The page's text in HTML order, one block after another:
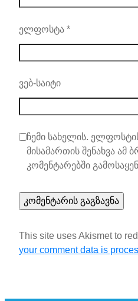
ელფოსტა *
ვებ-საიტი
ჩემი სახელის.
მისამართის შენახვა ამ
კომენტარებში
This site uses Akismet to
your comment data is